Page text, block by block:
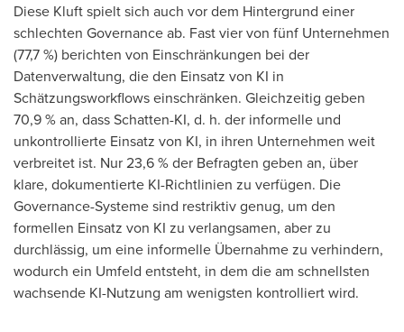
Diese Kluft spielt sich auch vor dem Hintergrund einer
schlechten Governance ab. Fast vier von fünf Unternehmen
(77,7 %) berichten von Einschränkungen bei der
Datenverwaltung, die den Einsatz von KI in
Schätzungsworkflows einschränken. Gleichzeitig geben
70,9 % an, dass Schatten-KI, d. h. der informelle und
unkontrollierte Einsatz von KI, in ihren Unternehmen weit
verbreitet ist. Nur 23,6 % der Befragten geben an, über
klare, dokumentierte KI-Richtlinien zu verfügen. Die
Governance-Systeme sind restriktiv genug, um den
formellen Einsatz von KI zu verlangsamen, aber zu
durchlässig, um eine informelle Übernahme zu verhindern,
wodurch ein Umfeld entsteht, in dem die am schnellsten
wachsende KI-Nutzung am wenigsten kontrolliert wird.